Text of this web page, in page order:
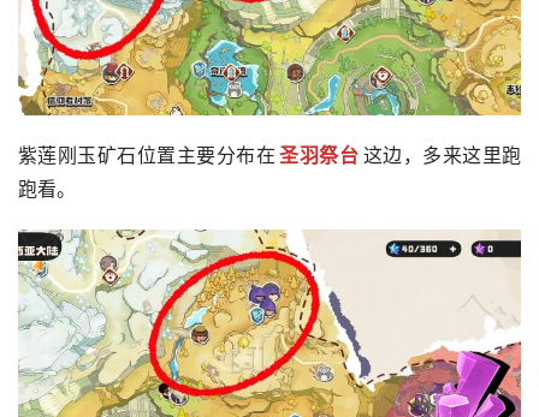
紫莲刚玉矿石位置主要分布在 圣羽祭台 这边，多来这里跑
跑看。